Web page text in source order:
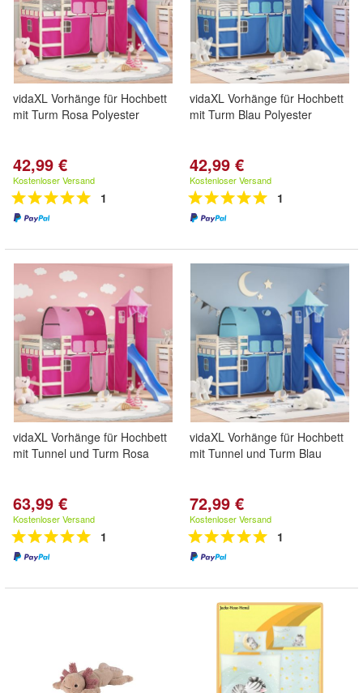
vidaXL Vorhänge für Hochbett
mit Turm Rosa Polyester
42,99 €
Kostenloser Versand
1
vidaXL Vorhänge für Hochbett
mit Turm Blau Polyester
42,99 €
Kostenloser Versand
1
vidaXL Vorhänge für Hochbett
mit Tunnel und Turm Rosa
63,99 €
Kostenloser Versand
1
vidaXL Vorhänge für Hochbett
mit Tunnel und Turm Blau
72,99 €
Kostenloser Versand
1